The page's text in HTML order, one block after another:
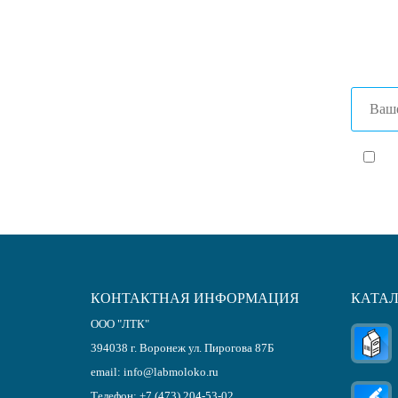
КОНТАКТНАЯ ИНФОРМАЦИЯ
ООО "ЛТК"
394038 г. Воронеж ул. Пирогова 87Б
email: info@labmoloko.ru